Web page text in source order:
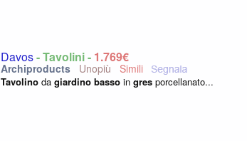
Davos- Tavolini - 1.769€
Unopiù
Tavolino da giardino basso in gres porcellanato...